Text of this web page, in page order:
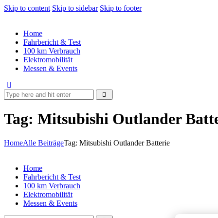
Skip to content Skip to sidebar Skip to footer
Home
Fahrbericht & Test
100 km Verbrauch
Elektromobilität
Messen & Events
Tag: Mitsubishi Outlander
HomeAlle BeiträgeTag: Mitsubishi Outlander Batterie
Home
Fahrbericht & Test
100 km Verbrauch
Elektromobilität
Messen & Events